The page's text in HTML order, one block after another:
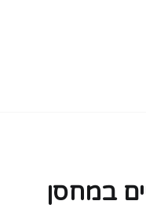
במחסן